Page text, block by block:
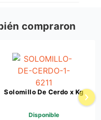
compraron
Solomillo De Cerdo x Kg
Disponible